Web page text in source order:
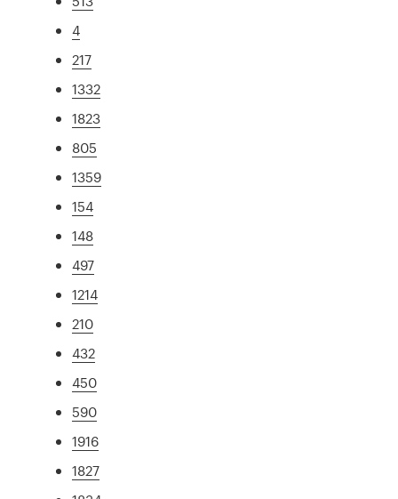
4
217
1332
1823
805
1359
154
148
497
1214
210
432
450
590
1916
1827